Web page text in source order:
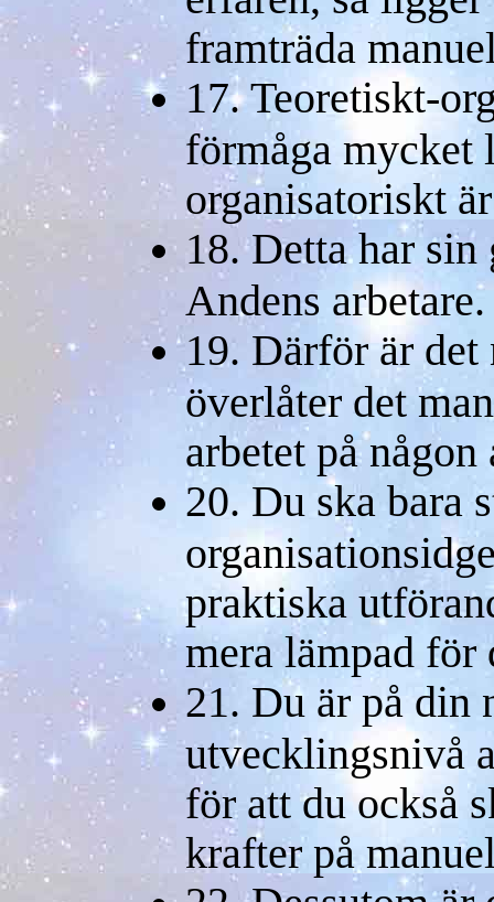
framträda
17. Teoretiskt-
förmåga mycket
organisatoriskt
18. Detta har
Andens arbetare.
19. Därför är
överlåter det
arbetet på någon
20. Du ska bara
praktiska
mera lämpad för
21. Du är på din
utvecklingsnivå
för att du också
krafter på